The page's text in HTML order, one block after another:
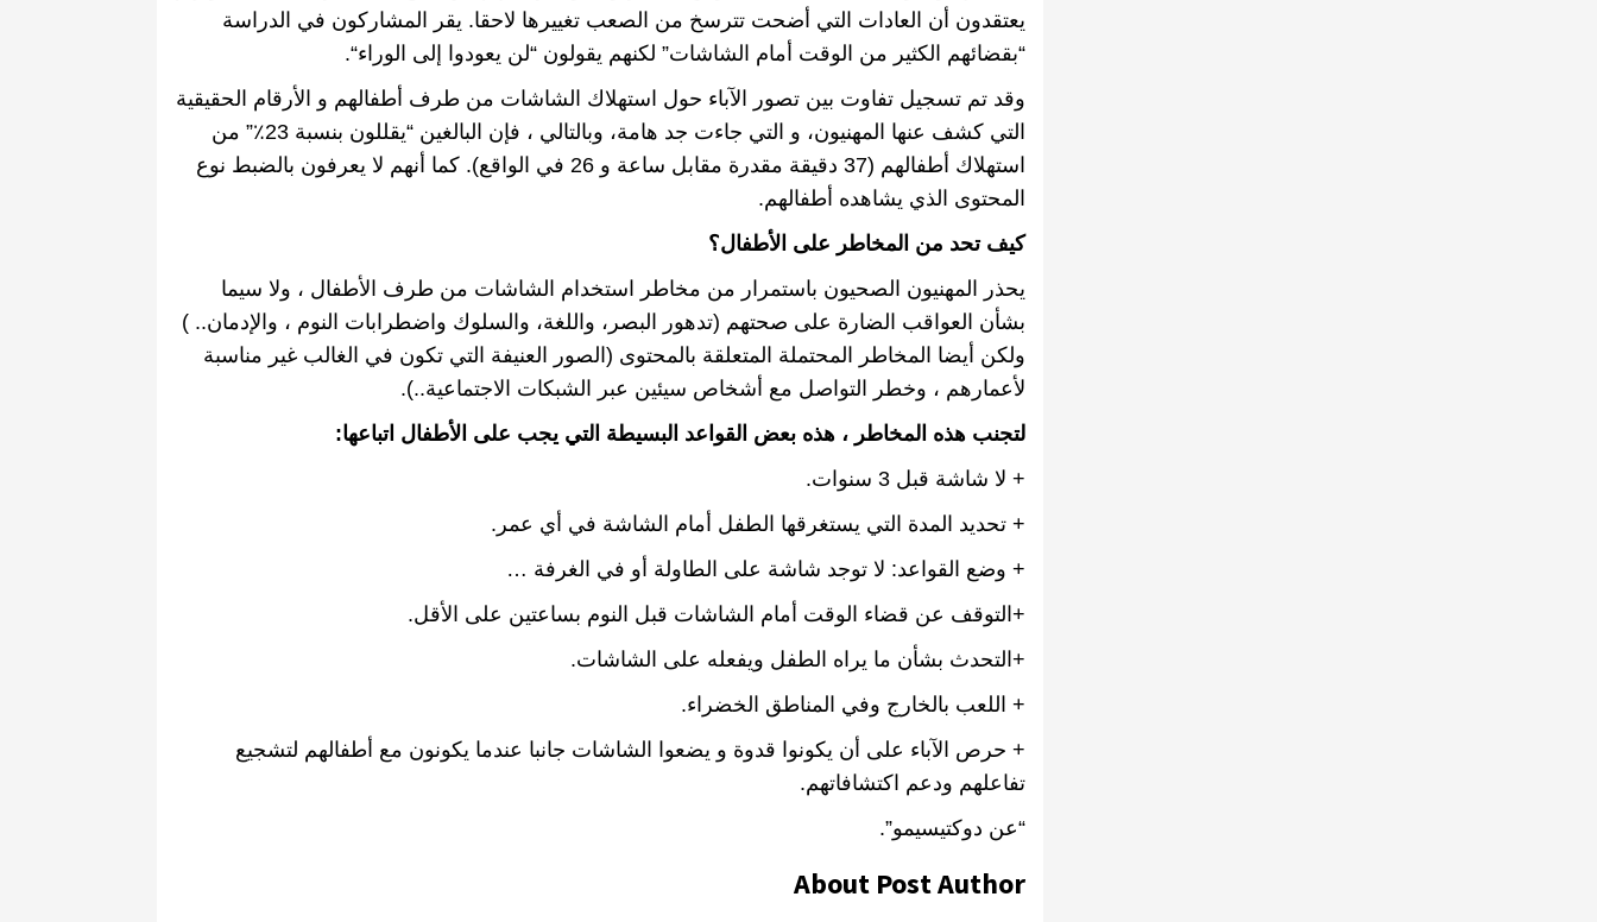
يعتقدون أن العادات التي أضحت تترسخ من الصعب تغييرها لاحقا. يقر المشاركون في الدراسة
“بقضائهم الكثير من الوقت أمام الشاشات” لكنهم يقولون “لن يعودوا إلى الوراء“.
وقد تم تسجيل تفاوت بين تصور الآباء حول استهلاك الشاشات من طرف أطفالهم و الأرقام الحقيقية
التي كشف عنها المهنيون، و التي جاءت جد هامة، وبالتالي ، فإن البالغين “يقللون بنسبة 23٪” من
استهلاك أطفالهم (37 دقيقة مقدرة مقابل ساعة و 26 في الواقع). كما أنهم لا يعرفون بالضبط نوع
المحتوى الذي يشاهده أطفالهم.
كيف تحد من المخاطر على الأطفال؟
يحذر المهنيون الصحيون باستمرار من مخاطر استخدام الشاشات من طرف الأطفال ، ولا سيما
بشأن العواقب الضارة على صحتهم (تدهور البصر، واللغة، والسلوك واضطرابات النوم ، والإدمان.. )
ولكن أيضا المخاطر المحتملة المتعلقة بالمحتوى (الصور العنيفة التي تكون في الغالب غير مناسبة
لأعمارهم ، وخطر التواصل مع أشخاص سيئين عبر الشبكات الاجتماعية..).
لتجنب هذه المخاطر ، هذه بعض القواعد البسيطة التي يجب على الأطفال اتباعها:
+ لا شاشة قبل 3 سنوات.
+ تحديد المدة التي يستغرقها الطفل أمام الشاشة في أي عمر .
+ وضع القواعد: لا توجد شاشة على الطاولة أو في الغرفة …
+التوقف عن قضاء الوقت أمام الشاشات قبل النوم بساعتين على الأقل.
+التحدث بشأن ما يراه الطفل ويفعله على الشاشات.
+ اللعب بالخارج وفي المناطق الخضراء.
+ حرص الآباء على أن يكونوا قدوة و يضعوا الشاشات جانبا عندما يكونون مع أطفالهم لتشجيع
تفاعلهم ودعم اكتشافاتهم.
“عن دوكتيسيمو”.
About Post Author